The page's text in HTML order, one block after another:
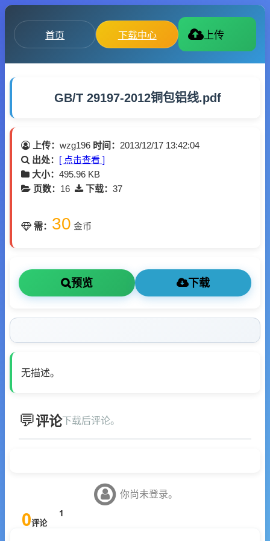
首页 下载中心 上传
GB/T 29197-2012铜包铝线.pdf
上传： wzg196 时间： 2013/12/17 13:42:04
出处： [ 点击查看 ]
大小： 495.96 KB
页数： 16 下载： 37
需： 30 金币
预览 下载
无描述。
评论下载后评论。
你尚未登录。
0评论
1